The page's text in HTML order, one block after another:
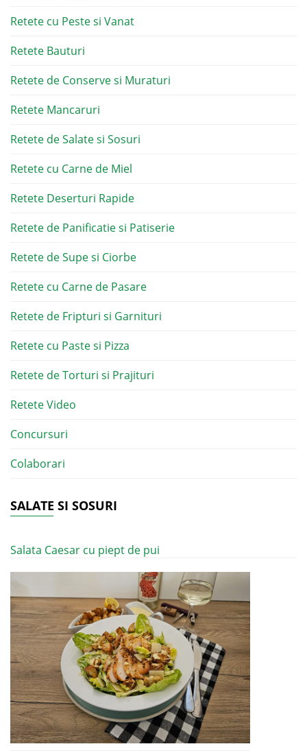
Retete cu Peste si Vanat
Retete Bauturi
Retete de Conserve si Muraturi
Retete Mancaruri
Retete de Salate si Sosuri
Retete cu Carne de Miel
Retete Deserturi Rapide
Retete de Panificatie si Patiserie
Retete de Supe si Ciorbe
Retete cu Carne de Pasare
Retete de Fripturi si Garnituri
Retete cu Paste si Pizza
Retete de Torturi si Prajituri
Retete Video
Concursuri
Colaborari
SALATE SI SOSURI
Salata Caesar cu piept de pui